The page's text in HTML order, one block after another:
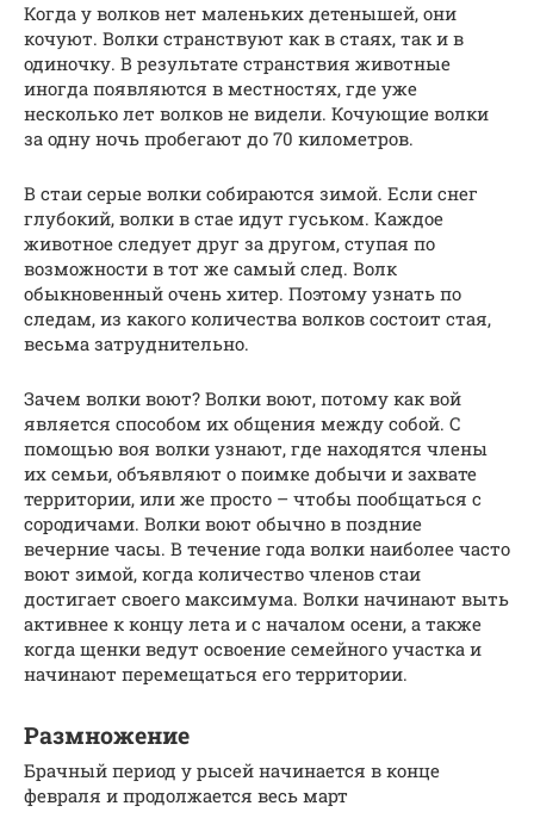
Когда у волков нет маленьких детенышей, они
кочуют. Волки странствуют как в стаях, так и в
одиночку. В результате странствия животные
иногда появляются в местностях, где уже
несколько лет волков не видели. Кочующие волки
за одну ночь пробегают до 70 километров.
В стаи серые волки собираются зимой. Если снег
глубокий, волки в стае идут гуськом. Каждое
животное следует друг за другом, ступая по
возможности в тот же самый след. Волк
обыкновенный очень хитер. Поэтому узнать по
следам, из какого количества волков состоит стая,
весьма затруднительно.
Зачем волки воют? Волки воют, потому как вой
является способом их общения между собой. С
помощью воя волки узнают, где находятся члены
их семьи, объявляют о поимке добычи и захвате
территории, или же просто – чтобы пообщаться с
сородичами. Волки воют обычно в поздние
вечерние часы. В течение года волки наиболее часто
воют зимой, когда количество членов стаи
достигает своего максимума. Волки начинают выть
активнее к концу лета и с началом осени, а также
когда щенки ведут освоение семейного участка и
начинают перемещаться его территории.
Размножение
Брачный период у рысей начинается в конце
февраля и продолжается весь март